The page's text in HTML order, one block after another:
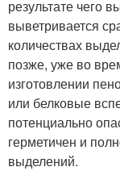
результате чего
выветривается
количествах
позже, уже во
изготовлении
или белковые
потенциально
герметичен и
выделений.